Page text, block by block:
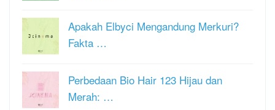
Apakah Elbyci Mengandung Merkuri?
Fakta …
Perbedaan Bio Hair 123 Hijau dan
Merah: …